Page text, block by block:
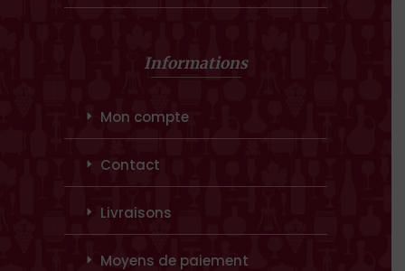
Informations
Mon compte
Contact
Livraisons
Moyens de paiement